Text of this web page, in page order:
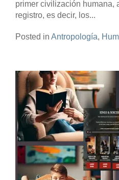
primer civilización humana,
registro, es decir, los...
Posted in Antropología,